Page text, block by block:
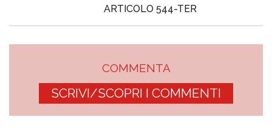
ARTICOLO 544-TER
COMMENTA
SCRIVI/SCOPRI I COMMENTI